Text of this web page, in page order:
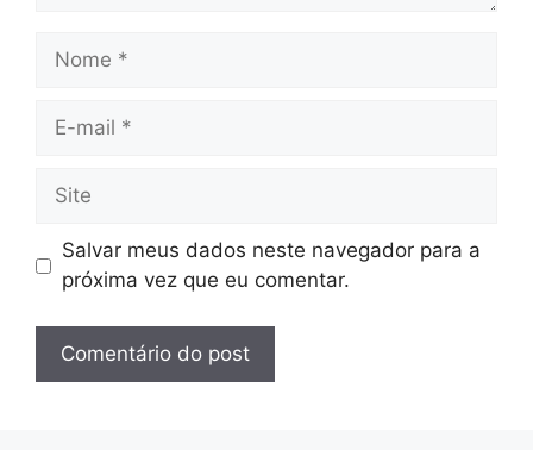
Nome
Site
Salvar meus dados neste navegador para a
próxima vez que eu comentar.